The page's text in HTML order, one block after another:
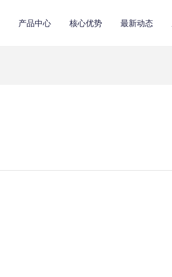
产品中心 核心优势 最新动态